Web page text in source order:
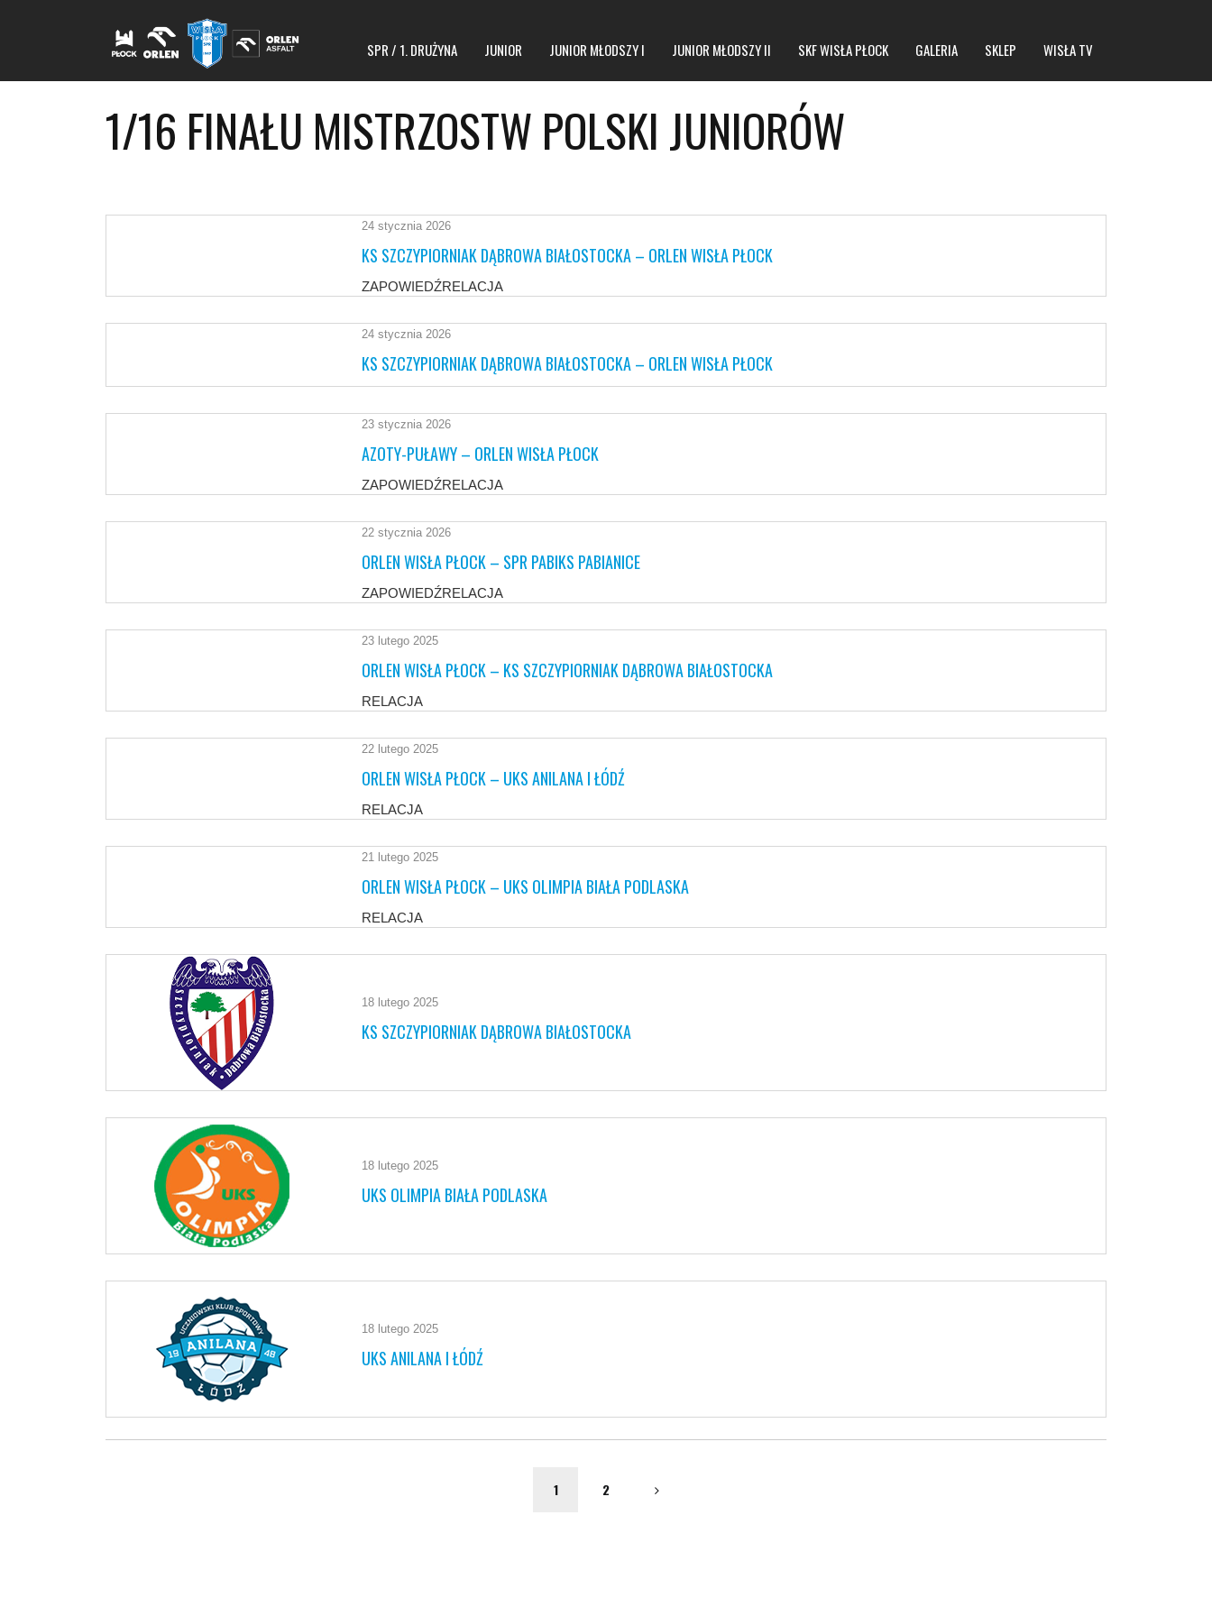
SPR / 1. DRUŻYNA JUNIOR JUNIOR MŁODSZY I JUNIOR MŁODSZY II SKF WISŁA PŁOCK GALERIA SKLEP WISŁA TV
1/16 FINAŁU MISTRZOSTW POLSKI JUNIORÓW
24 stycznia 2026
KS SZCZYPIORNIAK DĄBROWA BIAŁOSTOCKA – ORLEN WISŁA PŁOCK
ZAPOWIEDŹRELACJA
24 stycznia 2026
KS SZCZYPIORNIAK DĄBROWA BIAŁOSTOCKA – ORLEN WISŁA PŁOCK
23 stycznia 2026
AZOTY-PUŁAWY – ORLEN WISŁA PŁOCK
ZAPOWIEDŹRELACJA
22 stycznia 2026
ORLEN WISŁA PŁOCK – SPR PABIKS PABIANICE
ZAPOWIEDŹRELACJA
23 lutego 2025
ORLEN WISŁA PŁOCK – KS SZCZYPIORNIAK DĄBROWA BIAŁOSTOCKA
RELACJA
22 lutego 2025
ORLEN WISŁA PŁOCK – UKS ANILANA I ŁÓDŹ
RELACJA
21 lutego 2025
ORLEN WISŁA PŁOCK – UKS OLIMPIA BIAŁA PODLASKA
RELACJA
18 lutego 2025
KS SZCZYPIORNIAK DĄBROWA BIAŁOSTOCKA
18 lutego 2025
UKS OLIMPIA BIAŁA PODLASKA
18 lutego 2025
UKS ANILANA I ŁÓDŹ
1 2